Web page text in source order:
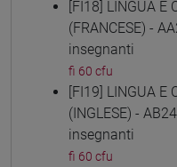
[FI18] LINGUA E
(FRANCESE) -
insegnanti
fi 60 cfu
[FI19] LINGUA E
(INGLESE) -
insegnanti
fi 60 cfu